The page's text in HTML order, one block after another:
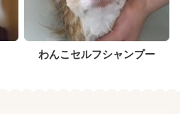
わんこセルフシャンプー